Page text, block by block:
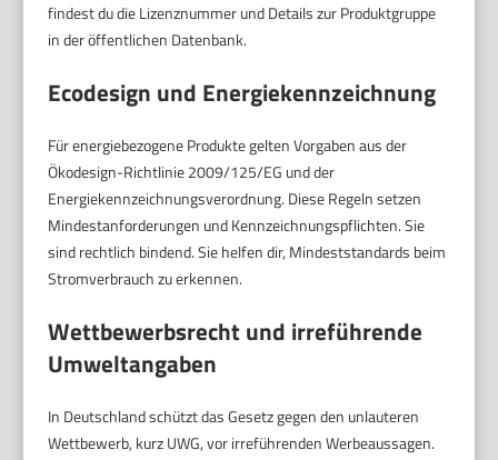
findest du die Lizenznummer und Details zur Produktgruppe
in der öffentlichen Datenbank.
Ecodesign und Energiekennzeichnung
Für energiebezogene Produkte gelten Vorgaben aus der
Ökodesign-Richtlinie 2009/125/EG und der
Energiekennzeichnungsverordnung. Diese Regeln setzen
Mindestanforderungen und Kennzeichnungspflichten. Sie
sind rechtlich bindend. Sie helfen dir, Mindeststandards beim
Stromverbrauch zu erkennen.
Wettbewerbsrecht und irreführende
Umweltangaben
In Deutschland schützt das Gesetz gegen den unlauteren
Wettbewerb, kurz UWG, vor irreführenden Werbeaussagen.